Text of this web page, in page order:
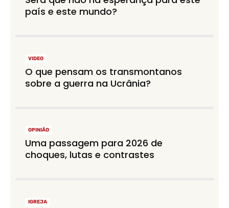
país e este mundo?
VIDEO
O que pensam os transmontanos
sobre a guerra na Ucrânia?
OPINIÃO
Uma passagem para 2026 de
choques, lutas e contrastes
IGREJA